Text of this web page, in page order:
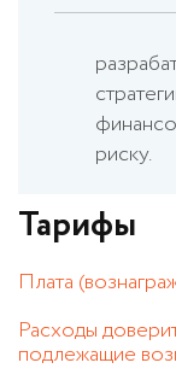
риску.
Тарифы
Плата
Расходы
подлежащие